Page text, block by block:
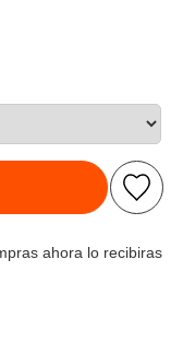
ahora lo recibiras